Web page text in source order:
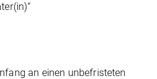
an einen unbefristeten